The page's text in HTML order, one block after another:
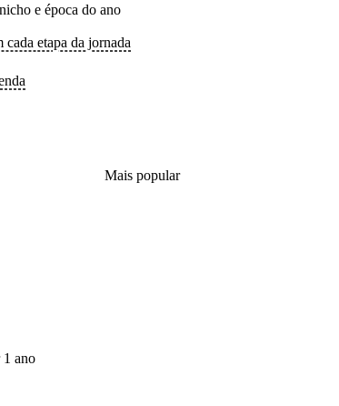
e época do ano
etapa da jornada
Mais popular
1 ano